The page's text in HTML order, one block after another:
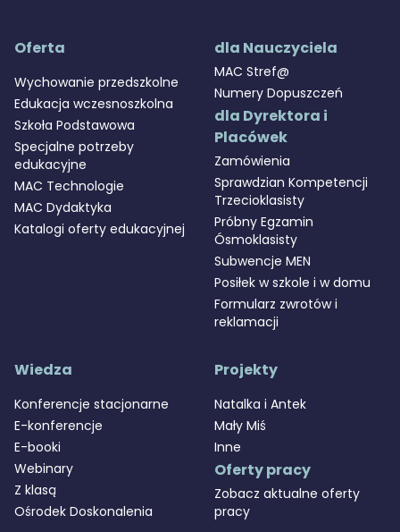
Oferta
Wychowanie przedszkolne
Edukacja wczesnoszkolna
Szkoła Podstawowa
Specjalne potrzeby
edukacyjne
MAC Technologie
MAC Dydaktyka
Katalogi oferty edukacyjnej
dla Nauczyciela
MAC Stref@
Numery Dopuszczeń
dla Dyrektora i
Placówek
Zamówienia
Sprawdzian Kompetencji
Trzecioklasisty
Próbny Egzamin
Ósmoklasisty
Subwencje MEN
Posiłek w szkole i w domu
Formularz zwrotów i
reklamacji
Wiedza
Konferencje stacjonarne
E-konferencje
E-booki
Webinary
Z klasą
Ośrodek Doskonalenia
Projekty
Natalka i Antek
Mały Miś
Inne
Oferty pracy
Zobacz aktualne oferty
pracy